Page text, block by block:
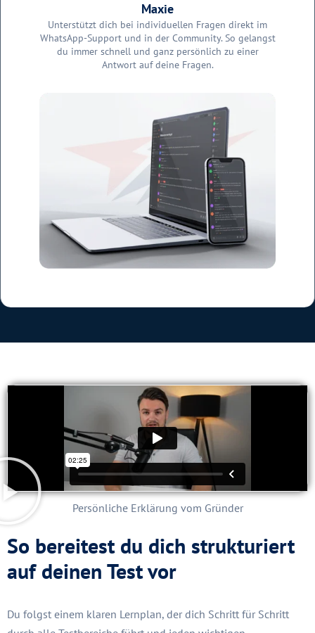
Maxie
Unterstützt dich bei individuellen Fragen direkt im
WhatsApp-Support und in der Community. So gelangst
du immer schnell und ganz persönlich zu einer
Antwort auf deine Fragen.
Persönliche Erklärung vom Gründer
So bereitest du dich strukturiert
auf deinen Test vor
Du folgst einem klaren Lernplan, der dich Schritt für Schritt